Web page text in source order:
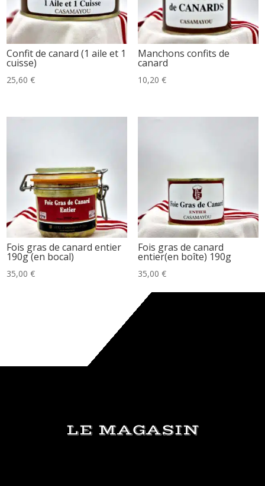
Confit de canard (1 aile et 1
cuisse)
25,60€
Manchons confits de
canard
10,20 €
Fois gras de canard entier
190g (en bocal)
35,00€
Fois gras de canard
entier(en boîte) 190g
35,00 €
LE MAGASIN